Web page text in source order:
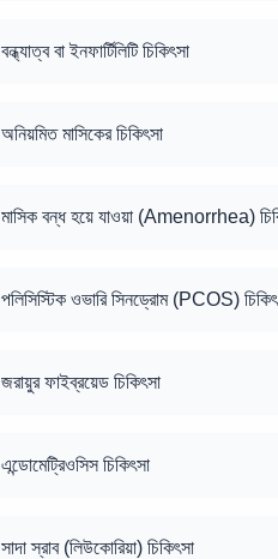
বন্ধ্যাত্ব বা ইনফার্টিলিটি চিকিৎসা
অনিয়মিত মাসিকের চিকিৎসা
মাসিক বন্ধ হয়ে যাওয়া (Amenorrhea)
পলিসিস্টিক ওভারি সিনড্রোম (PCOS)
জরায়ুর ফাইব্রয়েড চিকিৎসা
এন্ডোমেট্রিওসিস চিকিৎসা
সাদা স্রাব (লিউকোরিয়া) চিকিৎসা